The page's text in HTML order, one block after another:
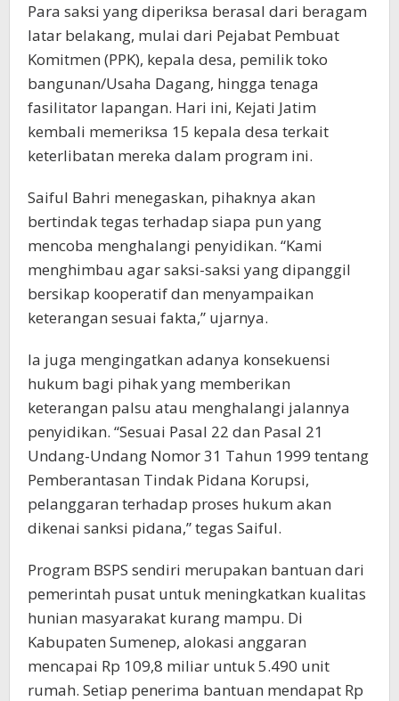
Para saksi yang diperiksa berasal dari beragam
latar belakang, mulai dari Pejabat Pembuat
Komitmen (PPK), kepala desa, pemilik toko
bangunan/Usaha Dagang, hingga tenaga
fasilitator lapangan. Hari ini, Kejati Jatim
kembali memeriksa 15 kepala desa terkait
keterlibatan mereka dalam program ini.
Saiful Bahri menegaskan, pihaknya akan
bertindak tegas terhadap siapa pun yang
mencoba menghalangi penyidikan. “Kami
menghimbau agar saksi-saksi yang dipanggil
bersikap kooperatif dan menyampaikan
keterangan sesuai fakta,” ujarnya.
Ia juga mengingatkan adanya konsekuensi
hukum bagi pihak yang memberikan
keterangan palsu atau menghalangi jalannya
penyidikan. “Sesuai Pasal 22 dan Pasal 21
Undang-Undang Nomor 31 Tahun 1999 tentang
Pemberantasan Tindak Pidana Korupsi,
pelanggaran terhadap proses hukum akan
dikenai sanksi pidana,” tegas Saiful.
Program BSPS sendiri merupakan bantuan dari
pemerintah pusat untuk meningkatkan kualitas
hunian masyarakat kurang mampu. Di
Kabupaten Sumenep, alokasi anggaran
mencapai Rp 109,8 miliar untuk 5.490 unit
rumah. Setiap penerima bantuan mendapat Rp